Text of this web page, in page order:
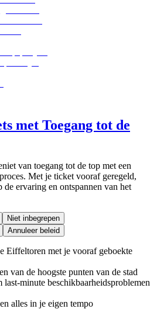
met Toegang tot de
van toegang tot de top met een
Met je ticket vooraf geregeld,
ervaring en ontspannen van het
Niet inbegrepen
Annuleer beleid
Eiffeltoren met je vooraf geboekte
van de hoogste punten van de stad
minute beschikbaarheidsproblemen
alles in je eigen tempo